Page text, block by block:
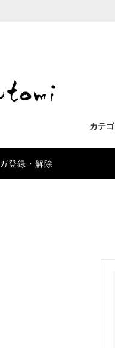
カテ
か
崎県産
客様の声
登録・解除